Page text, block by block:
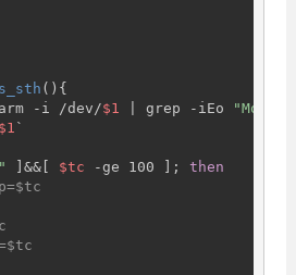
(){
-i /dev/
$1 | grep -iEo
$1 `
" ]&&[ $tc -ge 100 ]; then